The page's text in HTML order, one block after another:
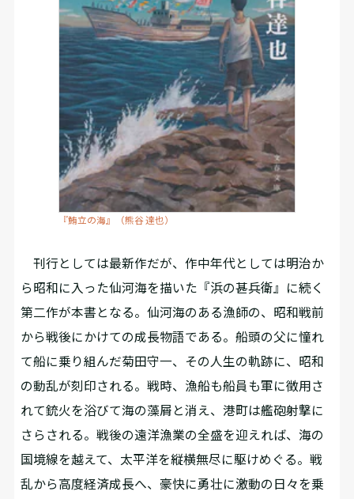
『鮪立の海』（熊谷 達也）
刊行としては最新作だが、作中年代としては明治か
ら昭和に入った仙河海を描いた『浜の甚兵衛』に続く
第二作が本書となる。仙河海のある漁師の、昭和戦前
から戦後にかけての成長物語である。船頭の父に憧れ
て船に乗り組んだ菊田守一、その人生の軌跡に、昭和
の動乱が刻印される。戦時、漁船も船員も軍に徴用さ
れて銃火を浴びて海の藻屑と消え、港町は艦砲射撃に
さらされる。戦後の遠洋漁業の全盛を迎えれば、海の
国境線を越えて、太平洋を縦横無尽に駆けめぐる。戦
乱から高度経済成長へ、豪快に勇壮に激動の日々を乗